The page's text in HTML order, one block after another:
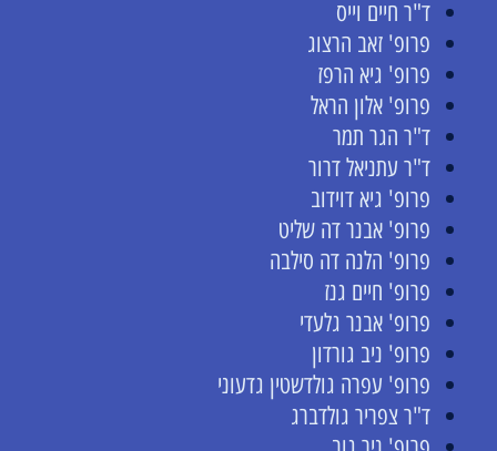
ד"ר חיים וייס
פרופ' זאב הרצוג
פרופ' גיא הרפז
פרופ' אלון הראל
ד"ר הגר תמר
ד"ר עתניאל דרור
פרופ' גיא דוידוב
פרופ' אבנר דה שליט
פרופ' הלנה דה סילבה
פרופ' חיים גנז
פרופ' אבנר גלעדי
פרופ' ניב גורדון
פרופ' עפרה גולדשטין גדעוני
ד"ר צפריר גולדברג